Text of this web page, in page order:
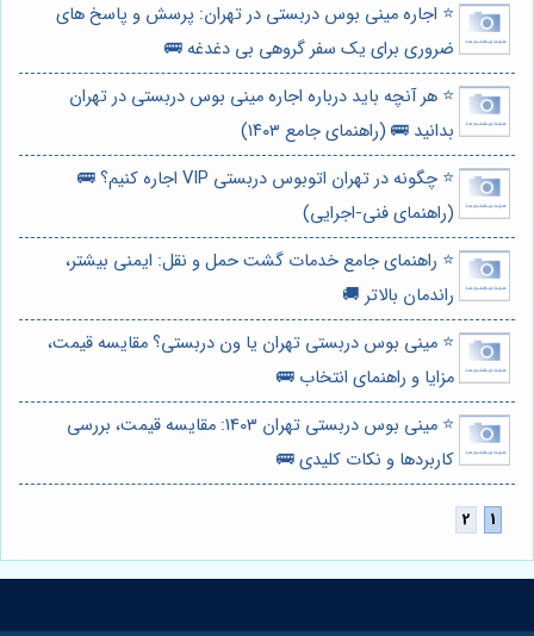
⭐️ اجاره مینی بوس دربستی در تهران: پرسش و پاسخ های
ضروری برای یک سفر گروهی بی دغدغه 🚌
⭐️ هر آنچه باید درباره اجاره مینی بوس دربستی در تهران
بدانید 🚌 (راهنمای جامع ۱۴۰۳)
⭐️ چگونه در تهران اتوبوس دربستی VIP اجاره کنیم؟ 🚌
(راهنمای فنی-اجرایی)
⭐️ راهنمای جامع خدمات گشت حمل و نقل: ایمنی بیشتر،
راندمان بالاتر 🚚
⭐️ مینی بوس دربستی تهران یا ون دربستی؟ مقایسه قیمت،
مزایا و راهنمای انتخاب 🚌
⭐️ مینی بوس دربستی تهران 1403: مقایسه قیمت، بررسی
کاربردها و نکات کلیدی 🚌